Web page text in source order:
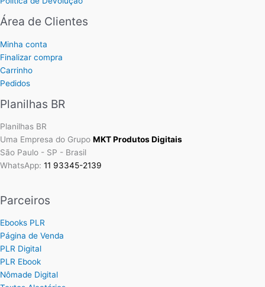
Área de Clientes
Minha conta
Finalizar compra
Carrinho
Pedidos
Planilhas BR
Planilhas BR
Uma Empresa do Grupo MKT Produtos Digitais
São Paulo - SP - Brasil
WhatsApp: 11 93345-2139
Parceiros
Ebooks PLR
Página de Venda
PLR Digital
PLR Ebook
Nômade Digital